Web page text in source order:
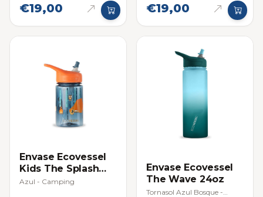
€19,00 €19,00
Envase Ecovessel
Kids The Splash
12oz (354ml)
Azul - Camping
Envase Ecovessel
The Wave 24oz
Tornasol Azul Bosque -